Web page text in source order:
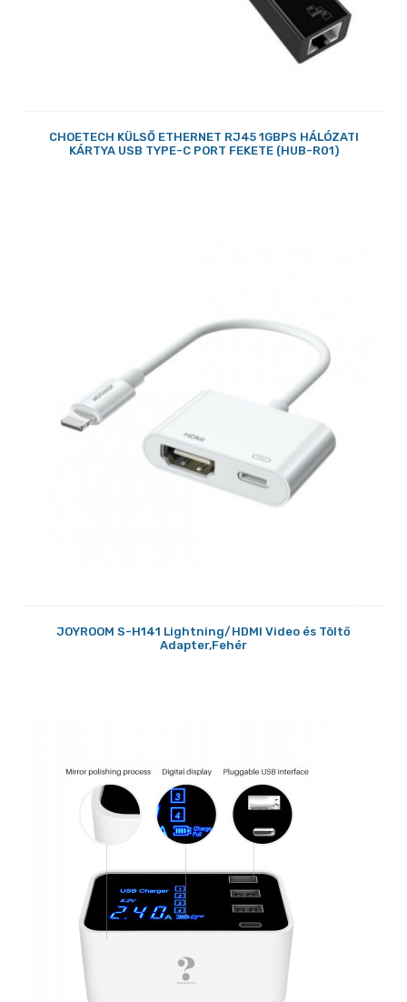
CHOETECH KÜLSŐ ETHERNET RJ45 1GBPS HÁLÓZATI
KÁRTYA USB TYPE-C PORT FEKETE (HUB-R01)
JOYROOM S-H141 Lightning/HDMI Video és Töltő
Adapter,Fehér